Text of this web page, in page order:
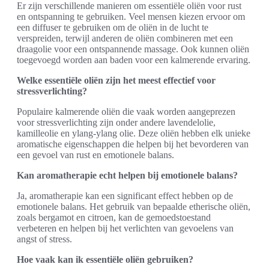
Er zijn verschillende manieren om essentiële oliën voor rust
en ontspanning te gebruiken. Veel mensen kiezen ervoor om
een diffuser te gebruiken om de oliën in de lucht te
verspreiden, terwijl anderen de oliën combineren met een
draagolie voor een ontspannende massage. Ook kunnen oliën
toegevoegd worden aan baden voor een kalmerende ervaring.
Welke essentiële oliën zijn het meest effectief voor
stressverlichting?
Populaire kalmerende oliën die vaak worden aangeprezen
voor stressverlichting zijn onder andere lavendelolie,
kamilleolie en ylang-ylang olie. Deze oliën hebben elk unieke
aromatische eigenschappen die helpen bij het bevorderen van
een gevoel van rust en emotionele balans.
Kan aromatherapie echt helpen bij emotionele balans?
Ja, aromatherapie kan een significant effect hebben op de
emotionele balans. Het gebruik van bepaalde etherische oliën,
zoals bergamot en citroen, kan de gemoedstoestand
verbeteren en helpen bij het verlichten van gevoelens van
angst of stress.
Hoe vaak kan ik essentiële oliën gebruiken?